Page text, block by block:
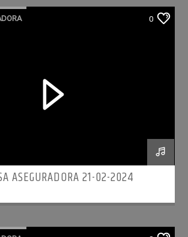
0
ASEGURADORA 21-02-2024